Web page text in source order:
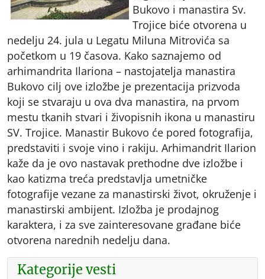
Bukovo i manastira Sv.
Trojice biće otvorena u
nedelju 24. jula u Legatu Miluna Mitrovića sa
početkom u 19 časova. Kako saznajemo od
arhimandrita Ilariona – nastojatelja manastira
Bukovo cilj ove izložbe je prezentacija prizvoda
koji se stvaraju u ova dva manastira, na prvom
mestu tkanih stvari i živopisnih ikona u manastiru
SV. Trojice. Manastir Bukovo će pored fotografija,
predstaviti i svoje vino i rakiju. Arhimandrit Ilarion
kaže da je ovo nastavak prethodne dve izložbe i
kao katizma treća predstavlja umetničke
fotografije vezane za manastirski život, okruženje i
manastirski ambijent. Izložba je prodajnog
karaktera, i za sve zainteresovane građane biće
otvorena narednih nedelju dana.
Kategorije vesti